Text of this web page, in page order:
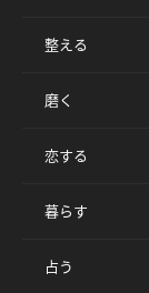
整える
磨く
恋する
暮らす
占う